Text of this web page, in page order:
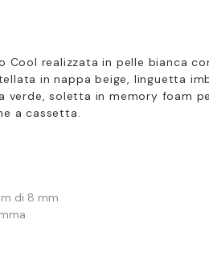
Cool realizzata in pelle bianca
in nappa beige, linguetta
verde, soletta in memory foam
a cassetta.
di 8 mm